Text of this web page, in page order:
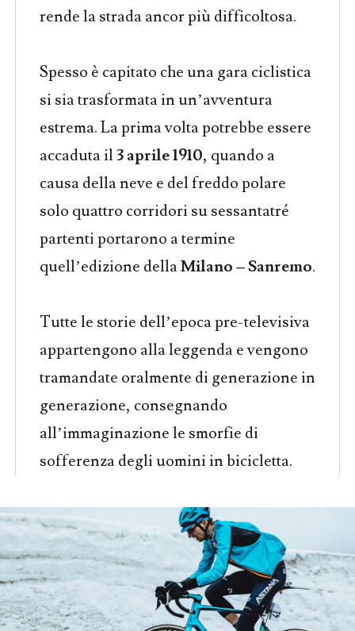
rende la strada ancor più difficoltosa.
Spesso è capitato che una gara ciclistica
si sia trasformata in un’avventura
estrema. La prima volta potrebbe essere
accaduta il3 aprile 1910, quando a
causa della neve e del freddo polare
solo quattro corridori su sessantatré
partenti portarono a termine
quell’edizione dellaMilano – Sanremo.
Tutte le storie dell’epoca pre-televisiva
appartengono alla leggenda e vengono
tramandate oralmente di generazione in
generazione, consegnando
all’immaginazione le smorfie di
sofferenza degli uomini in bicicletta.